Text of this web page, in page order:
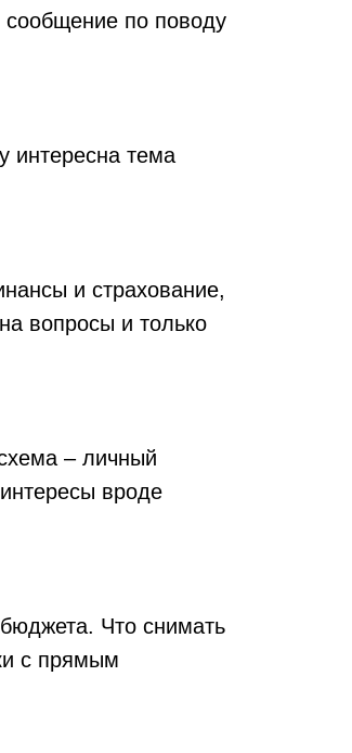
по поводу
интересна тема
и страхование,
вопросы и только
– личный
вроде
Что снимать
с прямым